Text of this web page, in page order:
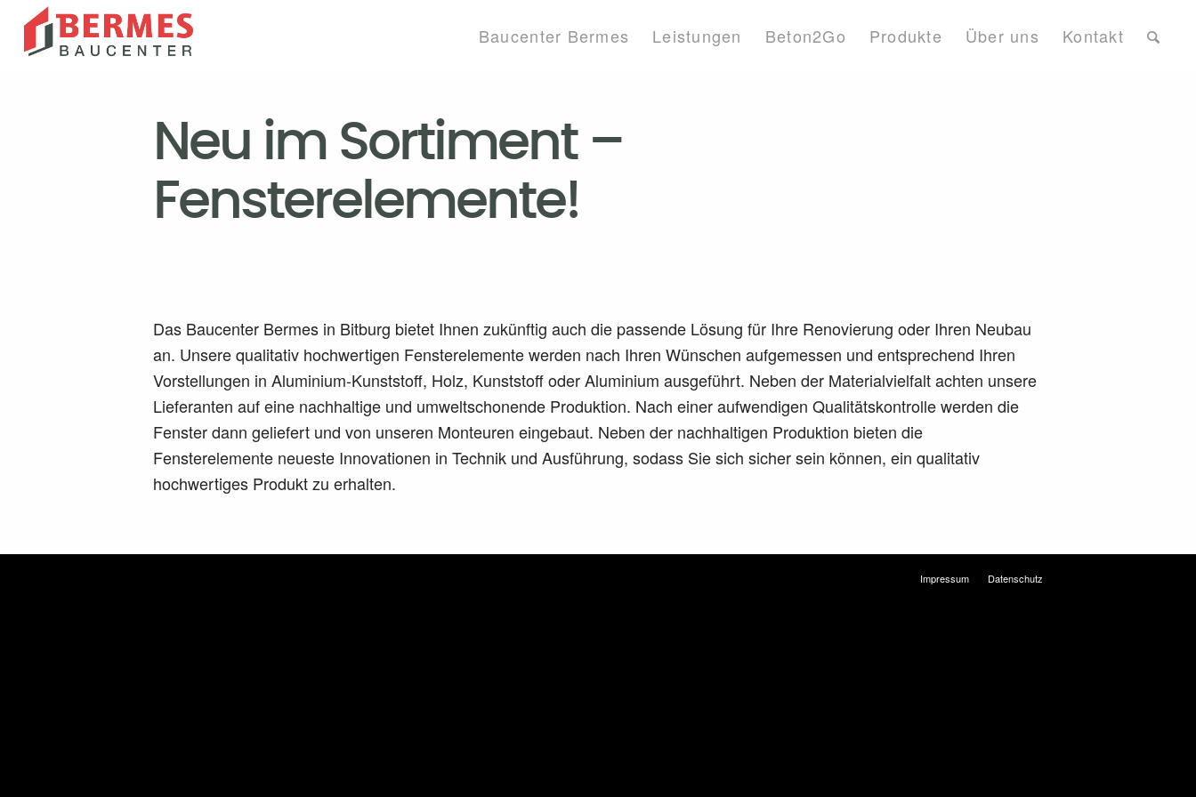
Baucenter Bermes Leistungen Beton2Go Produkte Über uns Kontakt
Neu im Sortiment –
Fensterelemente!
Das Baucenter Bermes in Bitburg bietet Ihnen zukünftig auch die passende Lösung für Ihre Renovierung oder Ihren Neubau
an. Unsere qualitativ hochwertigen Fensterelemente werden nach Ihren Wünschen aufgemessen und entsprechend Ihren
Vorstellungen in Aluminium-Kunststoff, Holz, Kunststoff oder Aluminium ausgeführt. Neben der Materialvielfalt achten unsere
Lieferanten auf eine nachhaltige und umweltschonende Produktion. Nach einer aufwendigen Qualitätskontrolle werden die
Fenster dann geliefert und von unseren Monteuren eingebaut. Neben der nachhaltigen Produktion bieten die
Fensterelemente neueste Innovationen in Technik und Ausführung, sodass Sie sich sicher sein können, ein qualitativ
hochwertiges Produkt zu erhalten.
Impressum Datenschutz